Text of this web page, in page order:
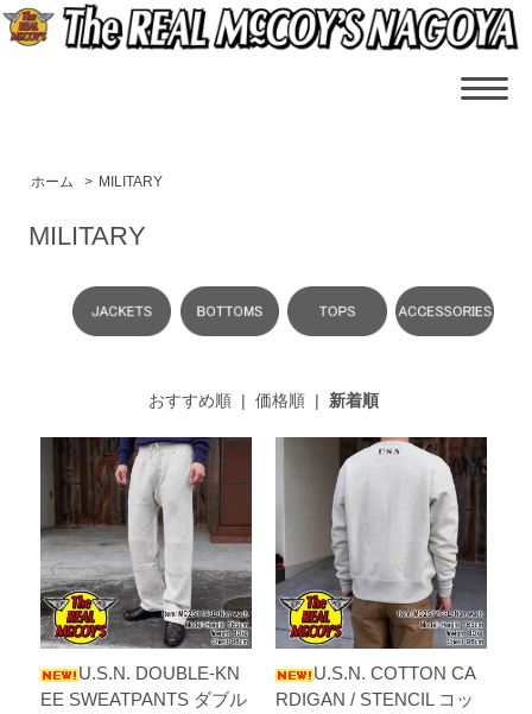
ホーム > MILITARY
MILITARY
おすすめ順| 価格順| 新着順
U.S.N. DOUBLE-KN
EE SWEATPANTS ダブル
U.S.N. COTTON CA
RDIGAN / STENCIL コッ